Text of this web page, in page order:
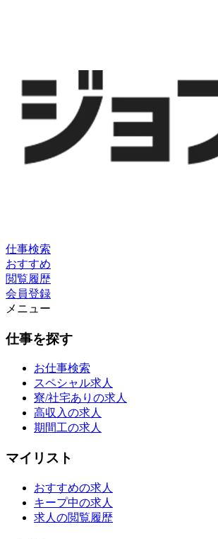
仕事検索
おすすめ
閲覧履歴
会員登録
メニュー
仕事を探す
お仕事検索
スペシャル求人
寮/社宅ありの求人
高収入の求人
期間工の求人
マイリスト
おすすめの求人
キープ中の求人
求人の閲覧履歴